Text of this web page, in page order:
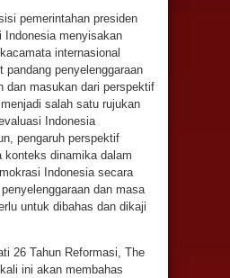
pemerintahan presiden
Indonesia menyisakan
internasional
pandang penyelenggaraan
dan masukan dari perspektif
salah satu rujukan
Indonesia
pengaruh perspektif
konteks dinamika dalam
Indonesia secara
dan masa
untuk dibahas dan dikaji
26 Tahun Reformasi, The
ini akan membahas